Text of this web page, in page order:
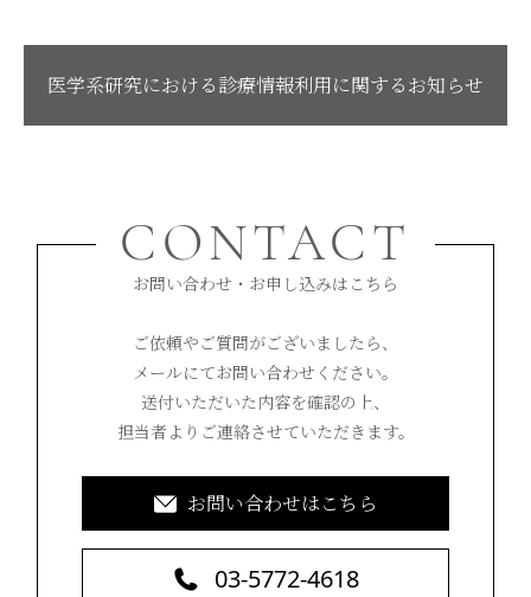
医学系研究における診療情報利用に関するお知らせ
CONTACT
お問い合わせ・お申し込みはこちら
ご依頼やご質問がございましたら、
メールにてお問い合わせください。
送付いただいた内容を確認の上、
担当者よりご連絡させていただきます。
お問い合わせはこちら
03-5772-4618